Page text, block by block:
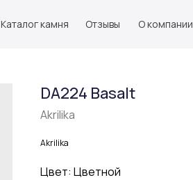
О компании
Отзывы
Каталог камня
DA224 Basalt
Akrilika
Akrilika
Цвет: Цветной